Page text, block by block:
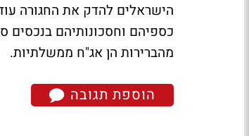
הישראלים להדק את החגורה
כספיהם וחסכונותיהם בנכסים
מהברירות הן אג"ח ממשלתיות.
הוספת תגובה